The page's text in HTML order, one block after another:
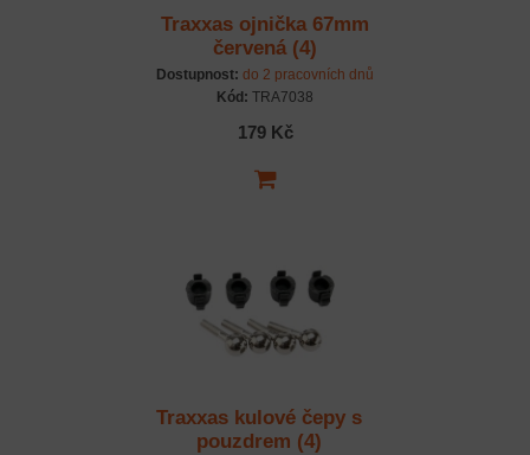
Traxxas ojnička 67mm
červená (4)
Dostupnost: do 2 pracovních dnů
Kód: TRA7038
179 Kč
Traxxas kulové čepy s
pouzdrem (4)